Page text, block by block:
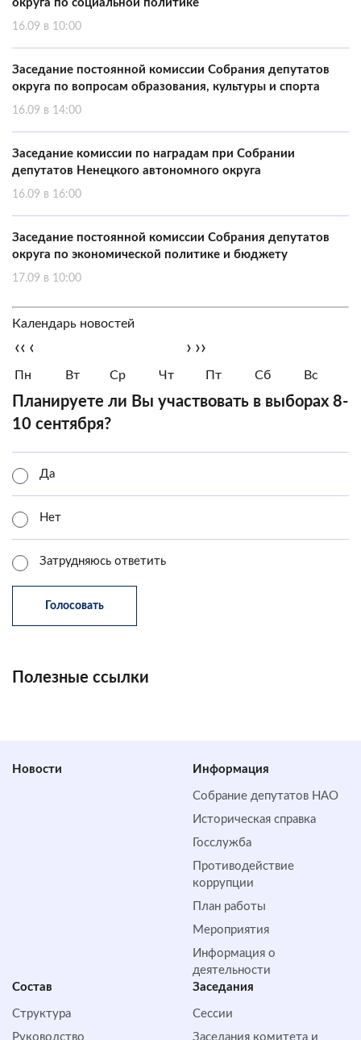
округа по социальной политике
16.09 в 10:00
Заседание постоянной комиссии Собрания депутатов
округа по вопросам образования, культуры и спорта
16.09 в 14:00
Заседание комиссии по наградам при Собрании
депутатов Ненецкого автономного округа
16.09 в 16:00
Заседание постоянной комиссии Собрания депутатов
округа по экономической политике и бюджету
17.09 в 10:00
Календарь новостей
‹‹ ‹ › ››
Пн Вт Ср Чт Пт Сб Вс
Планируете ли Вы участвовать в выборах 8-
10 сентября?
Да
Нет
Затрудняюсь ответить
Полезные ссылки
Новости Информация
Собрание депутатов НАО
Историческая справка
Госслужба
Противодействие
коррупции
План работы
Мероприятия
Информация о
деятельности
Состав
Структура
Руководство
Заседания
Сессии
Заседания комитета и